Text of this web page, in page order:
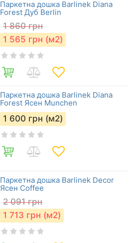
Паркетна дошка Barlinek Diana
Forest Дуб Berlin
1 860 грн
1 565 грн (м2)
Паркетна дошка Barlinek Diana
Forest Ясен Munchen
1 600 грн (м2)
Паркетна дошка Barlinek Decor
Ясен Coffee
2 091 грн
1 713 грн (м2)